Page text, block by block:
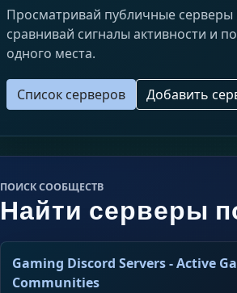
Просматривай публичные
сравнивай сигналы активности и
одного места.
Список серверов Добавить
ПОИСК СООБЩЕСТВ
Найти серверы
Gaming Discord Servers - Active
Communities